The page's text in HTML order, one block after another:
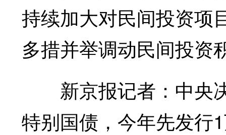
持续加大对民间投资项
多措并举调动民间投资
新京报记者： 中央
特别国债，今年先发行